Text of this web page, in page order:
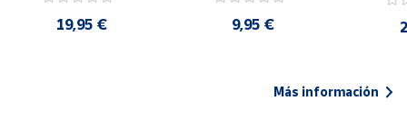
19,95 € 9,95 €
Más información